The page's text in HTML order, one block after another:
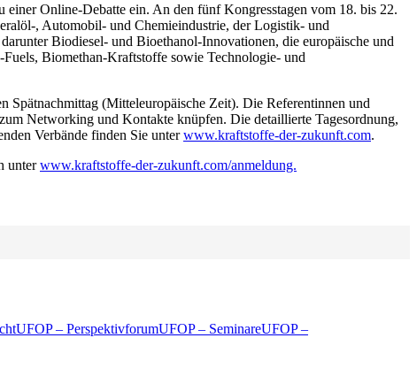
Online-Debatte ein. An den fünf Kongresstagen vom 18. bis 22.
, Automobil- und Chemieindustrie, der Logistik- und
Biodiesel- und Bioethanol-Innovationen, die europäische und
Biomethan-Kraftstoffe sowie Technologie- und
Spätnachmittag (Mitteleuropäische Zeit). Die Referentinnen und
Networking und Kontakte knüpfen. Die detaillierte Tagesordnung,
Verbände finden Sie unterwww.kraftstoffe-der-zukunft.com.
unterwww.kraftstoffe-der-zukunft.com/anmeldung.
UFOP – PerspektivforumUFOP – SeminareUFOP –